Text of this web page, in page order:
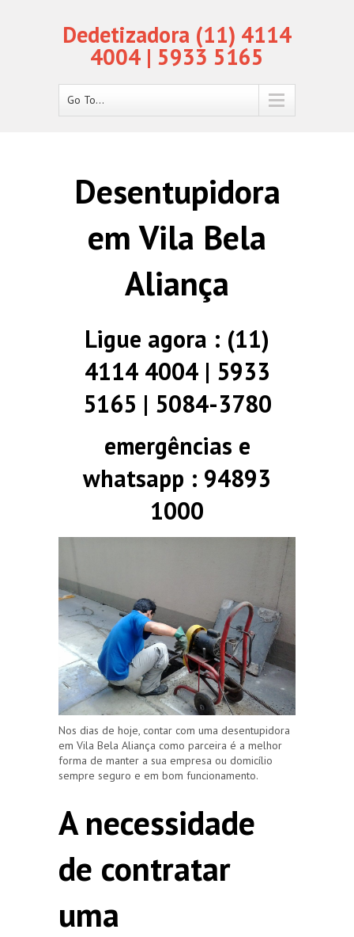
Dedetizadora (11) 4114
4004 | 5933 5165
Go To...
Desentupidora
em Vila Bela
Aliança
Ligue agora : (11)
4114 4004 | 5933
5165 | 5084-3780
emergências e
whatsapp : 94893
1000
Nos dias de hoje, contar com uma desentupidora
em Vila Bela Aliança como parceira é a melhor
forma de manter a sua empresa ou domicílio
sempre seguro e em bom funcionamento.
A necessidade
de contratar
uma